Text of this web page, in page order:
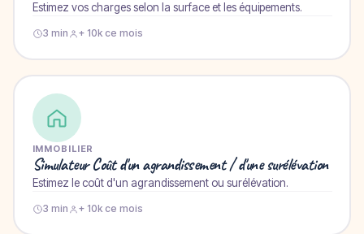
Estimez vos charges selon la surface et les équipements.
3 min + 10k ce mois
IMMOBILIER
Simulateur Coût d'un agrandissement / d'une surélévation
Estimez le coût d'un agrandissement ou surélévation.
3 min + 10k ce mois